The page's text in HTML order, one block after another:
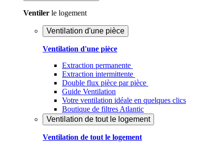
Ventiler le logement
Ventilation d'une pièce
Ventilation d'une pièce
Extraction permanente
Extraction intermittente
Double flux pièce par pièce
Guide Ventilation
Votre ventilation idéale en quelques clics
Boutique de filtres Atlantic
Ventilation de tout le logement
Ventilation de tout le logement